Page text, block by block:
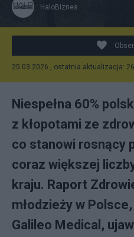
HaloBiznes
25.03.2026 , ostatnia aktualizacja:
Niespełna 60%
z kłopotami ze
co stanowi rosnący
coraz większej
kraju. Raport
młodzieży w
Galileo Medical,